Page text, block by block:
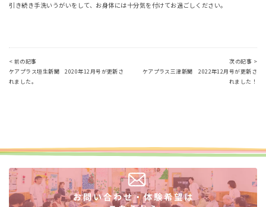
引き続き手洗いうがいをして、お身体には十分気を付けてお過ごしください。
< 前の記事
ケアプラス垣生新聞 2020年12月号が更新さ
れました。
次の記事 >
ケアプラス三津新聞 2022年12月号が更新さ
れました！